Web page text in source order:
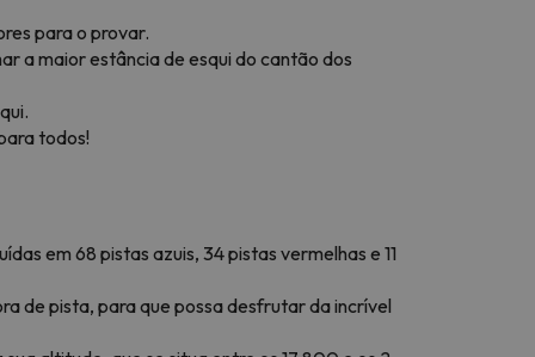
para o provar.
a maior estância de esqui do cantão dos
todos!
em 68 pistas azuis, 34 pistas vermelhas e 11
de pista, para que possa desfrutar da incrível